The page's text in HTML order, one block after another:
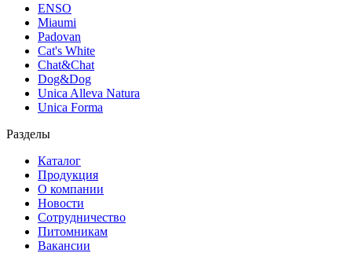
ENSO
Miaumi
Padovan
Cat's White
Chat&Chat
Dog&Dog
Unica Alleva Natura
Unica Forma
Разделы
Каталог
Продукция
О компании
Новости
Сотрудничество
Питомникам
Вакансии